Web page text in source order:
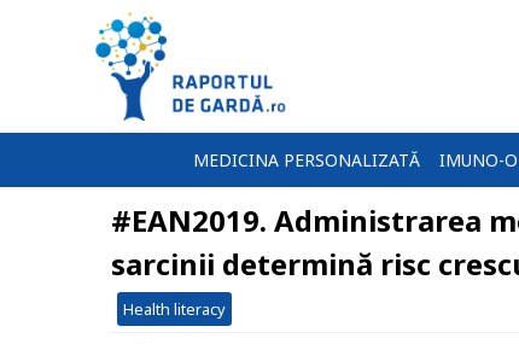
MEDICINA PERSONALIZATĂ IMUNO-
#EAN2019. Administrarea
sarcinii determină risc
Health literacy